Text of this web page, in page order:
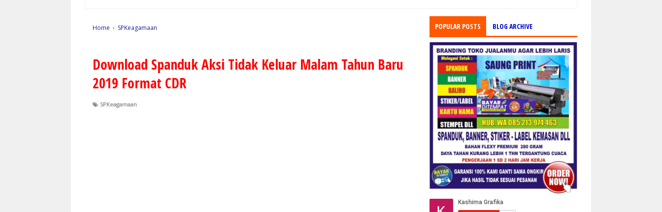
Home › SPKeagamaan
Download Spanduk Aksi Tidak Keluar Malam Tahun Baru
2019 Format CDR
SPKeagamaan
POPULAR POSTS BLOG ARCHIVE